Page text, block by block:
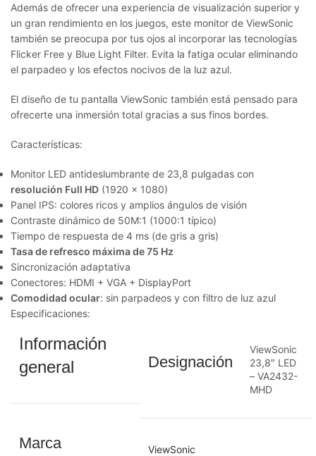
Además de ofrecer una experiencia de visualización superior y
un gran rendimiento en los juegos, este monitor de ViewSonic
también se preocupa por tus ojos al incorporar las tecnologías
Flicker Free y Blue Light Filter. Evita la fatiga ocular eliminando
el parpadeo y los efectos nocivos de la luz azul.
El diseño de tu pantalla ViewSonic también está pensado para
ofrecerte una inmersión total gracias a sus finos bordes.
Características:
Monitor LED antideslumbrante de 23,8 pulgadas con
resolución Full HD (1920 x 1080)
Panel IPS: colores ricos y amplios ángulos de visión
Contraste dinámico de 50M:1 (1000:1 típico)
Tiempo de respuesta de 4 ms (de gris a gris)
Tasa de refresco máxima de 75 Hz
Sincronización adaptativa
Conectores: HDMI + VGA + DisplayPort
Comodidad ocular: sin parpadeos y con filtro de luz azul
Especificaciones:
Información
general
Designación
ViewSonic
23,8″ LED
– VA2432-
MHD
Marca
ViewSonic